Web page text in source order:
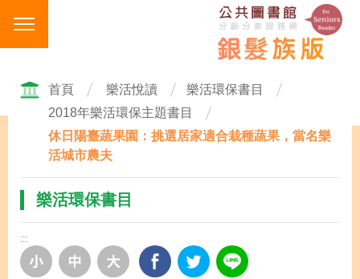
主
首頁 樂活悅讀
樂活環保書目
2018年樂活環保主題書目
休日陽臺蔬果園：挑選居家適合栽種蔬果，當名樂
活城市農夫
樂活環保書目
:::